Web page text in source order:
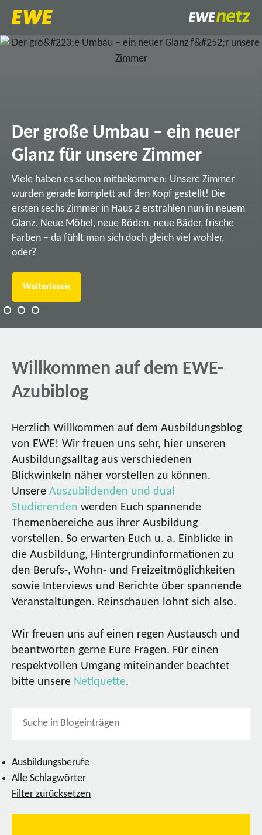
Der große Umbau – ein neuer
Glanz für unsere Zimmer
Viele haben es schon mitbekommen: Unsere Zimmer
wurden gerade komplett auf den Kopf gestellt! Die
ersten sechs Zimmer in Haus 2 erstrahlen nun in neuem
Glanz. Neue Möbel, neue Böden, neue Bäder, frische
Farben – da fühlt man sich doch gleich viel wohler,
oder?
Weiterlesen
Willkommen auf dem EWE-
Azubiblog
Herzlich Willkommen auf dem Ausbildungsblog
von EWE! Wir freuen uns sehr, hier unseren
Ausbildungsalltag aus verschiedenen
Blickwinkeln näher vorstellen zu können.
Unsere Auszubildenden und dual
Studierenden werden Euch spannende
Themenbereiche aus ihrer Ausbildung
vorstellen. So erwarten Euch u. a. Einblicke in
die Ausbildung, Hintergrundinformationen zu
den Berufs-, Wohn- und Freizeitmöglichkeiten
sowie Interviews und Berichte über spannende
Veranstaltungen. Reinschauen lohnt sich also.
Wir freuen uns auf einen regen Austausch und
beantworten gerne Eure Fragen. Für einen
respektvollen Umgang miteinander beachtet
bitte unsere Netiquette.
Ausbildungsberufe
Alle Schlagwörter
Filter zurücksetzen